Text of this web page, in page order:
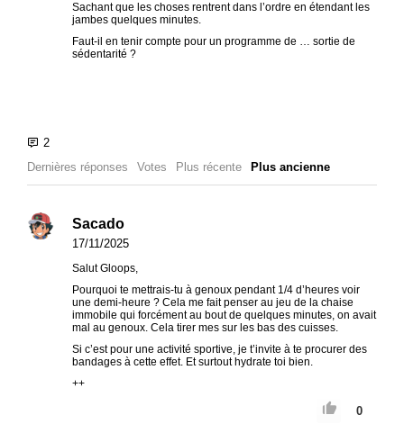
Sachant que les choses rentrent dans l’ordre en étendant les
jambes quelques minutes.
Faut-il en tenir compte pour un programme de … sortie de
sédentarité ?
Dernières réponses Votes Plus récente Plus ancienne
Sacado
17/11/2025
Salut Gloops,
Pourquoi te mettrais-tu à genoux pendant 1/4 d’heures voir
une demi-heure ? Cela me fait penser au jeu de la chaise
immobile qui forcément au bout de quelques minutes, on avait
mal au genoux. Cela tirer mes sur les bas des cuisses.
Si c’est pour une activité sportive, je t’invite à te procurer des
bandages à cette effet. Et surtout hydrate toi bien.
++
0